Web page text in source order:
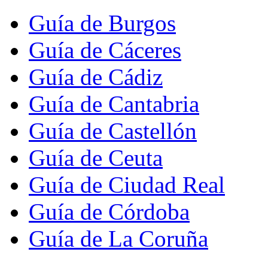
Guía de Burgos
Guía de Cáceres
Guía de Cádiz
Guía de Cantabria
Guía de Castellón
Guía de Ceuta
Guía de Ciudad Real
Guía de Córdoba
Guía de La Coruña